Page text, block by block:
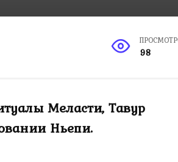
98
Меласти, Тавур
Ньепи.